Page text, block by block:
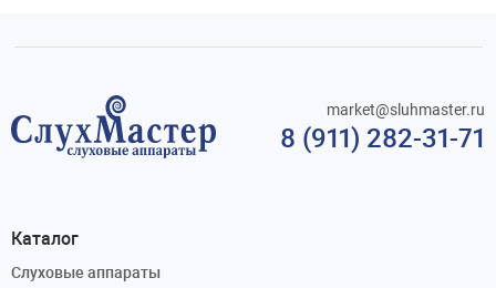
8 (911) 282-31-71
market@sluhmaster.ru
Каталог
Слуховые аппараты